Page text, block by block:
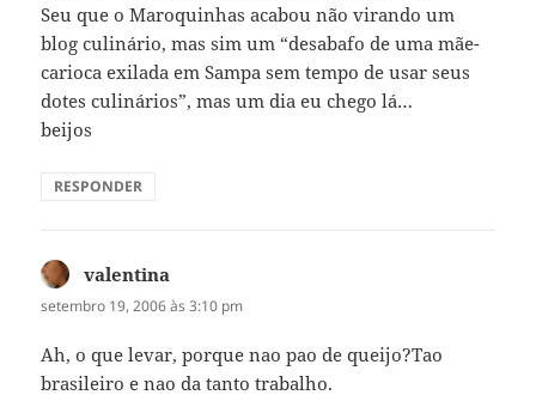
Seu que o Maroquinhas acabou não virando um
blog culinário, mas sim um “desabafo de uma mãe-
carioca exilada em Sampa sem tempo de usar seus
dotes culinários”, mas um dia eu chego lá…
beijos
RESPONDER
valentina
setembro 19, 2006 às 3:10 pm
Ah, o que levar, porque nao pao de queijo?Tao
brasileiro e nao da tanto trabalho.